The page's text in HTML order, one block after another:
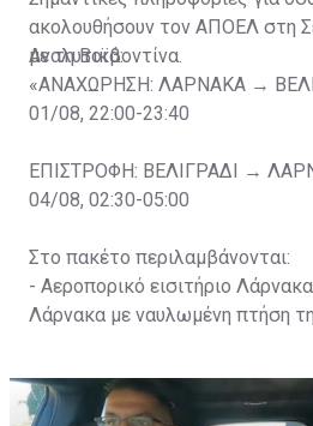
ακολουθήσουν τον ΑΠΟΕΛ στη
με τη Βοϊβοντίνα.
Αναλυτικά:
«ΑΝΑΧΩΡΗΣΗ: ΛΑΡΝΑΚΑ →
01/08, 22:00-23:40
ΕΠΙΣΤΡΟΦΗ: ΒΕΛΙΓΡΑΔΙ →
04/08, 02:30-05:00
Στο πακέτο περιλαμβάνονται:
- Αεροπορικό εισιτήριο
Λάρνακα με ναυλωμένη πτήση
- Φόροι Αεροδρομίων